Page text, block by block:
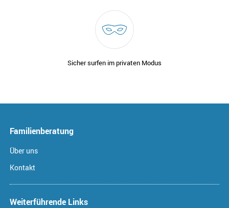
Sicher surfen im privaten Modus
Familienberatung
Über uns
Kontakt
Weiterführende Links